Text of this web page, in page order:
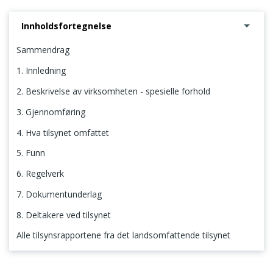
Innholdsfortegnelse
Sammendrag
1. Innledning
2. Beskrivelse av virksomheten - spesielle forhold
3. Gjennomføring
4. Hva tilsynet omfattet
5. Funn
6. Regelverk
7. Dokumentunderlag
8. Deltakere ved tilsynet
Alle tilsynsrapportene fra det landsomfattende tilsynet